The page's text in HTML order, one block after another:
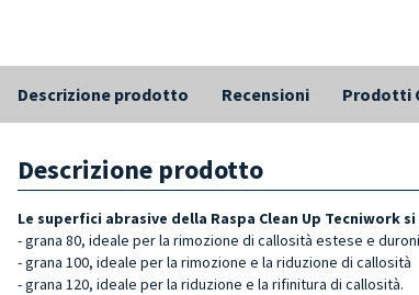
Descrizione prodotto Recensioni Prodotti
Descrizione prodotto
Le superfici abrasive della Raspa Clean Up Tecniwork
- grana 80, ideale per la rimozione di callosità estese e duroni
- grana 100, ideale per la rimozione e la riduzione di callosità
- grana 120, ideale per la riduzione e la rifinitura di callosità.